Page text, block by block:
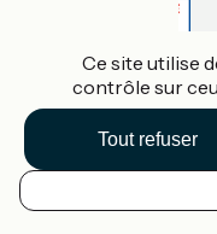
FR
Accueil Vélo Pro
Contact
Mentions légales
Confidentialité
Contact
Réalisation :StudioJuillet
Ce site utilise
contrôle sur
Tout refuser